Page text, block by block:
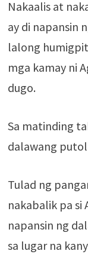
Nakaalis at
ay di napansin
lalong
mga kamay ni
dugo.
Sa matinding
dalawang putol
Tulad ng
nakabalik pa si
napansin ng
sa lugar na